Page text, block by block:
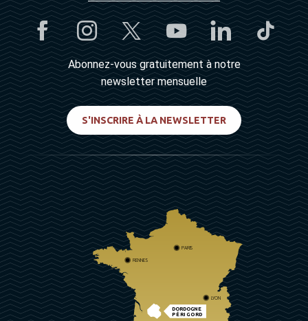
Abonnez-vous gratuitement à notre
newsletter mensuelle
S'INSCRIRE À LA NEWSLETTER
DORDOGNE
PÉRIGORD
PARIS
RENNES
LYON